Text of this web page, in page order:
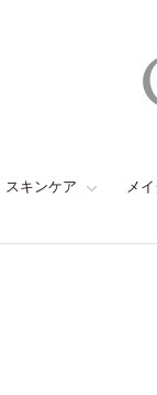
スキンケア メ